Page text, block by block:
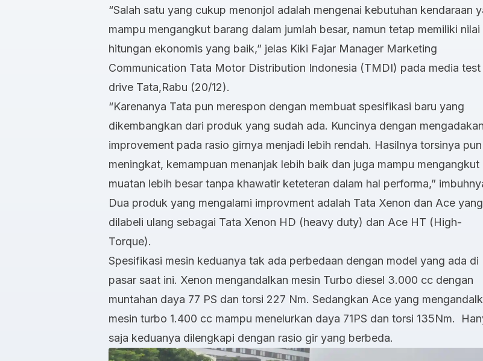
“Salah satu yang cukup menonjol adalah mengenai kebutuhan kendaraan
mampu mengangkut barang dalam jumlah besar, namun tetap memiliki nilai
hitungan ekonomis yang baik,” jelas Kiki Fajar Manager Marketing
Communication Tata Motor Distribution Indonesia (TMDI) pada media test
drive Tata,Rabu (20/12).
“Karenanya Tata pun merespon dengan membuat spesifikasi baru yang
dikembangkan dari produk yang sudah ada. Kuncinya dengan mengadakan
improvement pada rasio girnya menjadi lebih rendah. Hasilnya torsinya pun
meningkat, kemampuan menanjak lebih baik dan juga mampu mengangkut
muatan lebih besar tanpa khawatir keteteran dalam hal performa,”
Dua produk yang mengalami improvment adalah Tata Xenon dan Ace yang
dilabeli ulang sebagai Tata Xenon HD (heavy duty) dan Ace HT (High-
Torque).
Spesifikasi mesin keduanya tak ada perbedaan dengan model yang ada di
pasar saat ini. Xenon mengandalkan mesin Turbo diesel 3.000 cc dengan
muntahan daya 77 PS dan torsi 227 Nm. Sedangkan Ace yang
mesin turbo 1.400 cc mampu menelurkan daya 71PS dan torsi 135Nm.
saja keduanya dilengkapi dengan rasio gir yang berbeda.